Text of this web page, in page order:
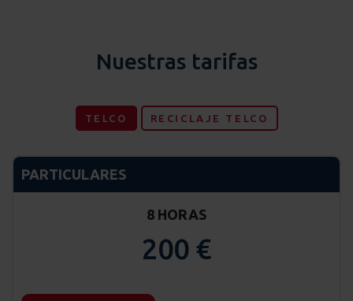
Nuestras tarifas
TELCO RECICLAJE TELCO
PARTICULARES
8 HORAS
200 €